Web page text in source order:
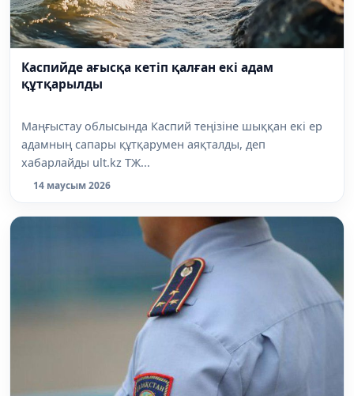
Каспийде ағысқа кетіп қалған екі адам
құтқарылды
Маңғыстау облысында Каспий теңізіне шыққан екі ер
адамның сапары құтқарумен аяқталды, деп
хабарлайды ult.kz ТЖ...
14 маусым 2026